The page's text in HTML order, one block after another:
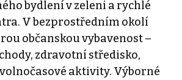
bydlení v zeleni a rychlé
V bezprostředním okolí
občanskou vybavenost –
zdravotní středisko,
aktivity. Výborné